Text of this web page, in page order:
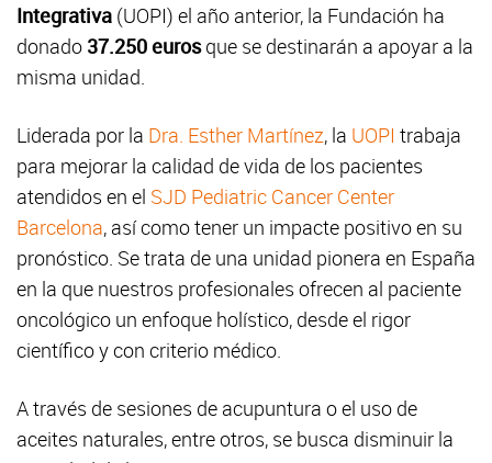
Integrativa (UOPI) el año anterior, la Fundación ha
donado 37.250 eurosque se destinarán a apoyar a la
misma unidad.
Liderada por la Dra. Esther Martínez, la UOPI trabaja
para mejorar la calidad de vida de los pacientes
atendidos en el SJD Pediatric Cancer Center
Barcelona, así como tener un impacte positivo en su
pronóstico. Se trata de una unidad pionera en España
en la que nuestros profesionales ofrecen al paciente
oncológico un enfoque holístico, desde el rigor
científico y con criterio médico.
A través de sesiones de acupuntura o el uso de
aceites naturales, entre otros, se busca disminuir la